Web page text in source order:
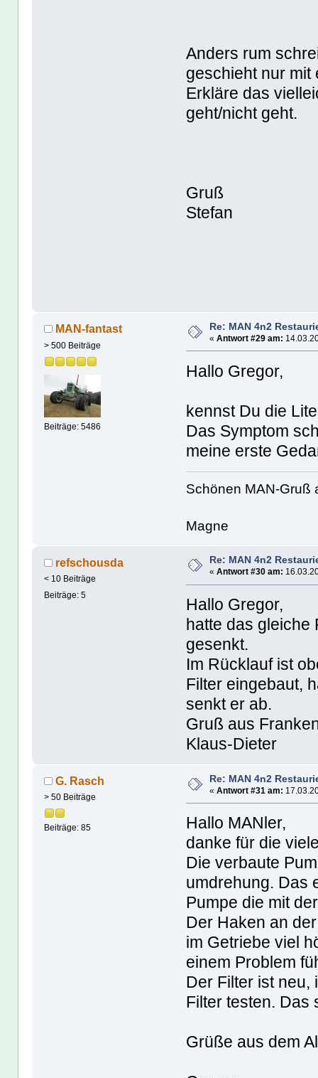
Anders rum
geschieht nur mit
Erkläre das
geht/nicht geht.
Gruß
Stefan
MAN-fantast
> 500 Beiträge
Beiträge: 5486
Re: MAN 4n2
« Antwort #29 am:
Hallo Gregor,
kennst Du die
Das Symptom
meine erste
Schönen MAN-Gruß
Magne
refschousda
< 10 Beiträge
Beiträge: 5
Re: MAN 4n2
« Antwort #30 am:
Hallo Gregor,
hatte das gleiche
gesenkt.
Im Rücklauf ist
Filter eingebaut,
senkt er ab.
Gruß aus
Klaus-Dieter
G. Rasch
> 50 Beiträge
Beiträge: 85
Re: MAN 4n2
« Antwort #31 am:
Hallo MANler,
danke für die
Die verbaute
umdrehung. Das
Pumpe die mit
Der Haken an
im Getriebe viel
einem Problem
Der Filter ist neu,
Filter testen. Das
Grüße aus dem